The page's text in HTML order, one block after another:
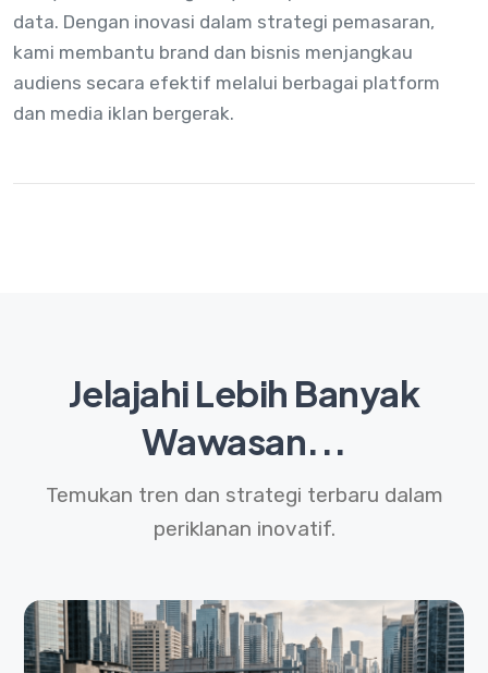
data. Dengan inovasi dalam strategi pemasaran,
kami membantu brand dan bisnis menjangkau
audiens secara efektif melalui berbagai platform
dan media iklan bergerak.
Jelajahi Lebih Banyak
Wawasan...
Temukan tren dan strategi terbaru dalam
periklanan inovatif.